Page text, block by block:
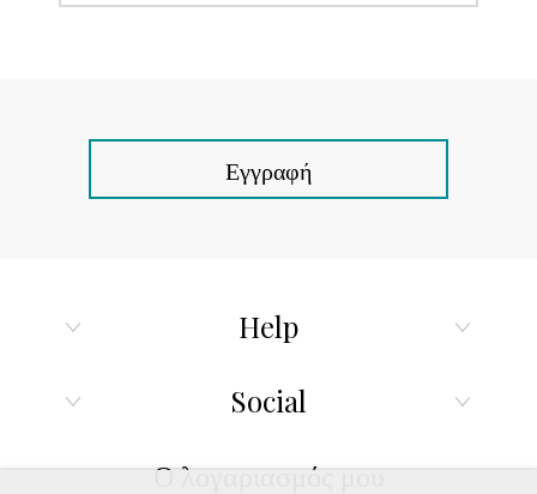
Εγγραφή
Help
Social
Ο λογαριασμός μου